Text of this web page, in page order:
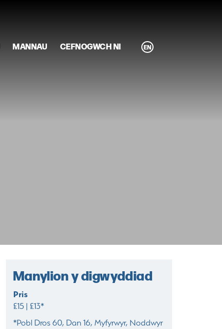
MANNAU CEFNOGWCH NI EN
Manylion y digwyddiad
Pris
£15 | £13*
*Pobl Dros 60, Dan 16, Myfyrwyr, Noddwyr